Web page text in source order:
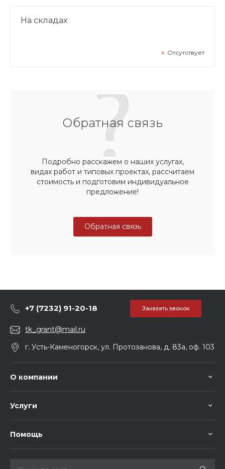
На складах
Отсутствует
Обратная связь
Подробно расскажем о наших услугах,
видах работ и типовых проектах, рассчитаем
стоимость и подготовим индивидуальное
предложение!
Обратная связь
+7 (7232) 91-20-18 Заказать звонок
tk_grant@mail.ru
г. Усть-Каменогорск, ул. Протозанова, д. 83а, оф. 103
О компании
Услуги
Помощь